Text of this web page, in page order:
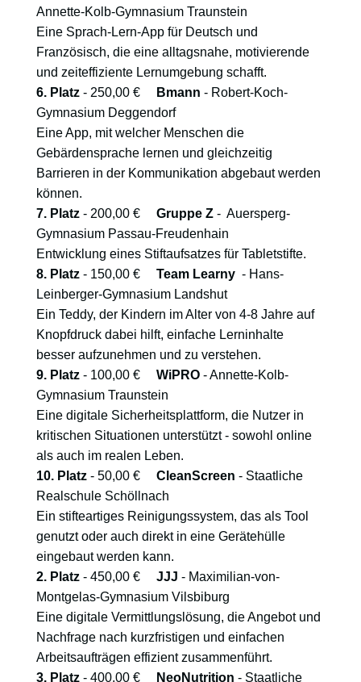
Annette-Kolb-Gymnasium Traunstein
Eine Sprach-Lern-App für Deutsch und
Französisch, die eine alltagsnahe, motivierende
und zeiteffiziente Lernumgebung schafft.
6. Platz - 250,00 € Bmann - Robert-Koch-
Gymnasium Deggendorf
Eine App, mit welcher Menschen die
Gebärdensprache lernen und gleichzeitig
Barrieren in der Kommunikation abgebaut werden
können.
7. Platz - 200,00 €Gruppe Z- Auersperg-
Gymnasium Passau-Freudenhain
Entwicklung eines Stiftaufsatzes für Tabletstifte.
8. Platz - 150,00 €Team Learny- Hans-
Leinberger-Gymnasium Landshut
Ein Teddy, der Kindern im Alter von 4-8 Jahre auf
Knopfdruck dabei hilft, einfache Lerninhalte
besser aufzunehmen und zu verstehen.
9. Platz - 100,00 €WiPRO- Annette-Kolb-
Gymnasium Traunstein
Eine digitale Sicherheitsplattform, die Nutzer in
kritischen Situationen unterstützt - sowohl online
als auch im realen Leben.
10. Platz - 50,00 €CleanScreen - Staatliche
Realschule Schöllnach
Ein stifteartiges Reinigungssystem, das als Tool
genutzt oder auch direkt in eine Gerätehülle
eingebaut werden kann.
2. Platz - 450,00 €JJJ- Maximilian-von-
Montgelas-Gymnasium Vilsbiburg
Eine digitale Vermittlungslösung, die Angebot und
Nachfrage nach kurzfristigen und einfachen
Arbeitsaufträgen effizient zusammenführt.
3. Platz - 400,00 € NeoNutrition- Staatliche